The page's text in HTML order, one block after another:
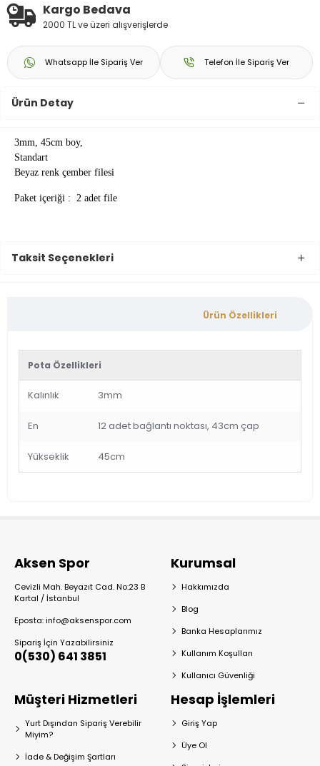
Kargo Bedava
2000 TL ve üzeri alışverişlerde
Whatsapp İle Sipariş Ver Telefon İle Sipariş Ver
Ürün Detay
3mm, 45cm boy,
Standart
Beyaz renk çember filesi
Paket içeriği : 2 adet file
Taksit Seçenekleri
Ürün Özellikleri
Pota Özellikleri
Kalınlık 3mm
En 12 adet bağlantı noktası, 43cm çap
Yükseklik 45cm
Aksen Spor
Cevizli Mah. Beyazıt Cad. No:23 B
Kartal / İstanbul
Eposta: info@aksenspor.com
Sipariş İçin Yazabilirsiniz
0(530) 641 3851
Kurumsal
Hakkımızda
Blog
Banka Hesaplarımız
Kullanım Koşulları
Kullanıcı Güvenliği
Müşteri Hizmetleri
Yurt Dışından Sipariş Verebilir
Miyim?
İade & Değişim Şartları
Hesap İşlemleri
Giriş Yap
Üye Ol